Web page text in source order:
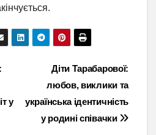
Діти Тарабарової:
любов, виклики та
українська ідентичність
у родині співачки
у